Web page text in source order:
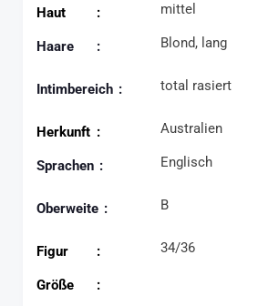
Haut mittel
Haare Blond, lang
Intimbereich total rasiert
Herkunft Australien
Sprachen Englisch
Oberweite B
Figur 34/36
Größe